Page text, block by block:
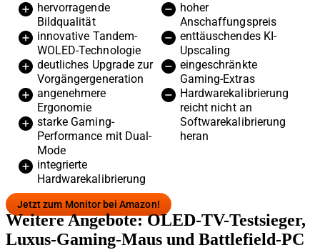
hervorragende
Bildqualität
innovative Tandem-
WOLED-Technologie
deutliches Upgrade zur
Vorgängergeneration
angenehmere
Ergonomie
starke Gaming-
Performance mit Dual-
Mode
integrierte
Hardwarekalibrierung
hoher
Anschaffungspreis
enttäuschendes KI-
Upscaling
eingeschränkte
Gaming-Extras
Hardwarekalibrierung
reicht nicht an
Softwarekalibrierung
heran
Jetzt zum Monitor bei Amazon!
Weitere Angebote: OLED-TV-Testsieger,
Luxus-Gaming-Maus und Battlefield-PC